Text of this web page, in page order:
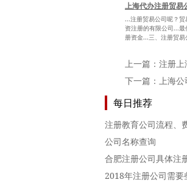
上海代办注册贸易
...注册贸易公司呢？
资注册的有限公司...
册资金...三、注册贸
上一篇： 注册上
下一篇： 上海公
每日推荐
注册教育公司流程、
公司名称查询